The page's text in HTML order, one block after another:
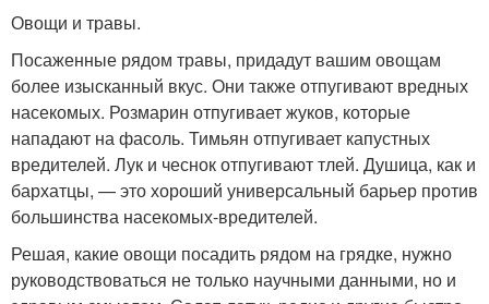
Овощи и травы.
Посаженные рядом травы, придадут вашим овощам
более изысканный вкус. Они также отпугивают вредных
насекомых. Розмарин отпугивает жуков, которые
нападают на фасоль. Тимьян отпугивает капустных
вредителей. Лук и чеснок отпугивают тлей. Душица, как и
бархатцы, — это хороший универсальный барьер против
большинства насекомых-вредителей.
Решая, какие овощи посадить рядом на грядке, нужно
руководствоваться не только научными данными, но и